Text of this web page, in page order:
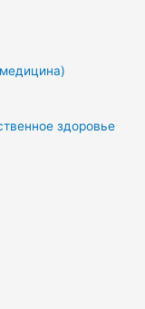
здоровье